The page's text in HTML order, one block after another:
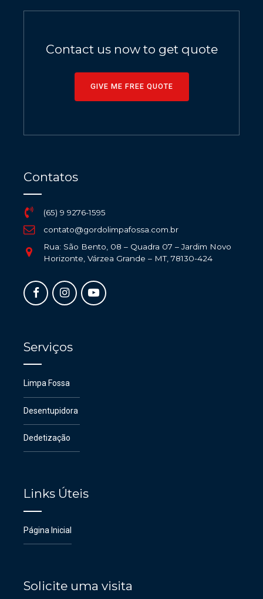
Contact us now to get quote
GIVE ME FREE QUOTE
Contatos
(65) 9 9276-1595
contato@gordolimpafossa.com.br
Rua: São Bento, 08 – Quadra 07 – Jardim Novo
Horizonte, Várzea Grande – MT, 78130-424
Serviços
Limpa Fossa
Desentupidora
Dedetização
Links Úteis
Página Inicial
Solicite uma visita